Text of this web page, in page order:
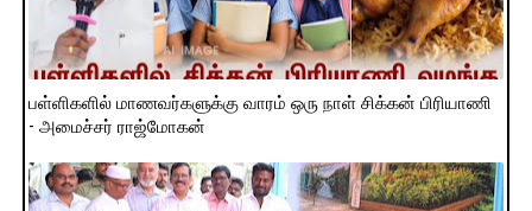
பள்ளிகளில் மாணவர்களுக்கு வாரம் ஒரு நாள் சிக்கன் பிரியாணி
- அமைச்சர் ராஜ்மோகன்